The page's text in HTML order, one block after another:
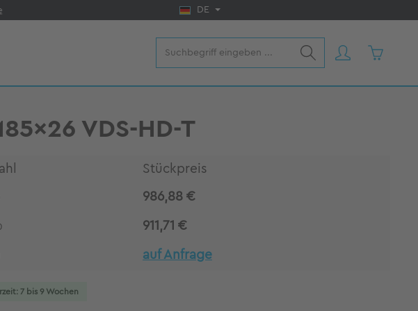
DE
VDS-HD-T
Stückpreis
986,88 €
911,71 €
auf Anfrage
7 bis 9 Wochen